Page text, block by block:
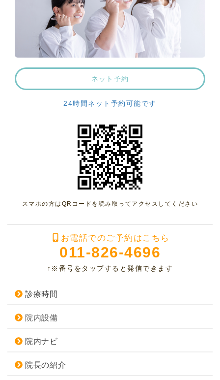
ネット予約
24時間ネット予約可能です
スマホの方はQRコードを読み取ってアクセスしてください
お電話でのご予約はこちら
011-826-4696
↑※番号をタップすると発信できます
診療時間
院内設備
院内ナビ
院長の紹介